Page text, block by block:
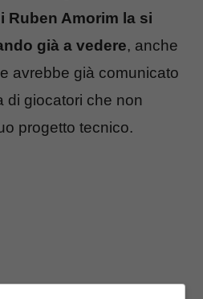
Ruben Amorim la si
già a vedere, anche
avrebbe già comunicato
di giocatori che non
progetto tecnico.